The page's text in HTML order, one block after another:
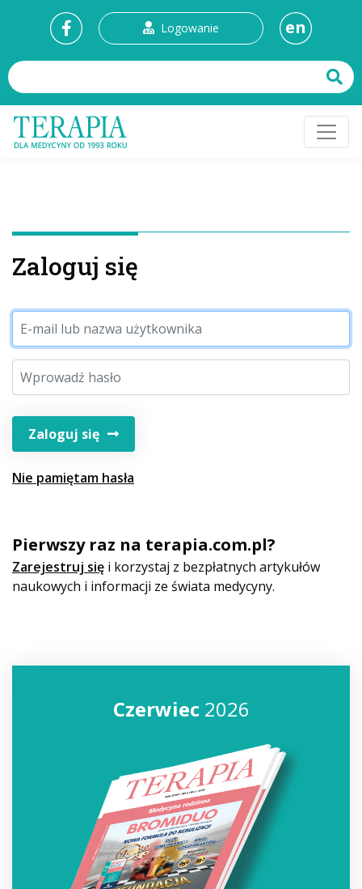
Logowanie en
Zaloguj się
Zaloguj się
Nie pamiętam hasła
Pierwszy raz na terapia.com.pl?
Zarejestruj się i korzystaj z bezpłatnych artykułów
naukowych i informacji ze świata medycyny.
Czerwiec2026